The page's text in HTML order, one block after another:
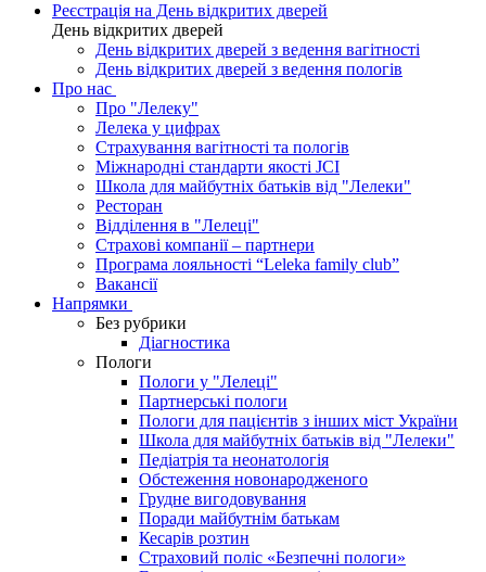
Реєстрація на День відкритих дверей
День відкритих дверей
День відкритих дверей з ведення вагітності
День відкритих дверей з ведення пологів
Про нас
Про "Лелеку"
Лелека у цифрах
Страхування вагітності та пологів
Міжнародні стандарти якості JCI
Школа для майбутніх батьків від "Лелеки"
Ресторан
Відділення в "Лелеці"
Страхові компанії – партнери
Програма лояльності “Leleka family club”
Вакансії
Напрямки
Без рубрики
Діагностика
Пологи
Пологи у "Лелеці"
Партнерські пологи
Пологи для пацієнтів з інших міст України
Школа для майбутніх батьків від "Лелеки"
Педіатрія та неонатологія
Обстеження новонародженого
Грудне вигодовування
Поради майбутнім батькам
Кесарів розтин
Страховий поліс «Безпечні пологи»